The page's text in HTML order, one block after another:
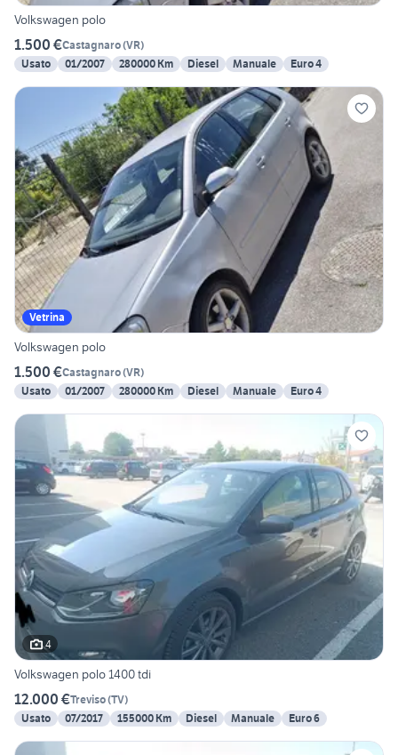
Volkswagen polo
1.500 €Castagnaro(VR)
Usato
01/2007 280000 Km Diesel Manuale Euro 4
Vetrina
Volkswagen polo
1.500 €Castagnaro(VR)
Usato
01/2007 280000 Km Diesel Manuale Euro 4
4
Volkswagen polo 1400 tdi
12.000 €Treviso(TV)
Usato
07/2017 155000 Km Diesel Manuale Euro 6